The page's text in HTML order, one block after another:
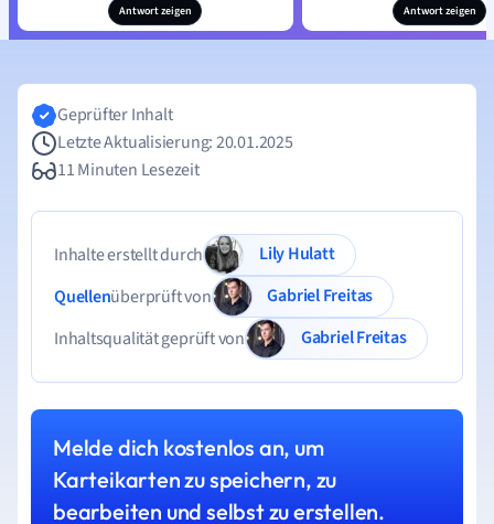
Antwort zeigen Antwort zeigen
Geprüfter Inhalt
Letzte Aktualisierung: 20.01.2025
11 Minuten Lesezeit
Inhalte erstellt durch
Lily Hulatt
Quellenüberprüft von
Gabriel Freitas
Inhaltsqualität geprüft von
Gabriel Freitas
Melde dich kostenlos an, um
Karteikarten zu speichern, zu
bearbeiten und selbst zu erstellen.